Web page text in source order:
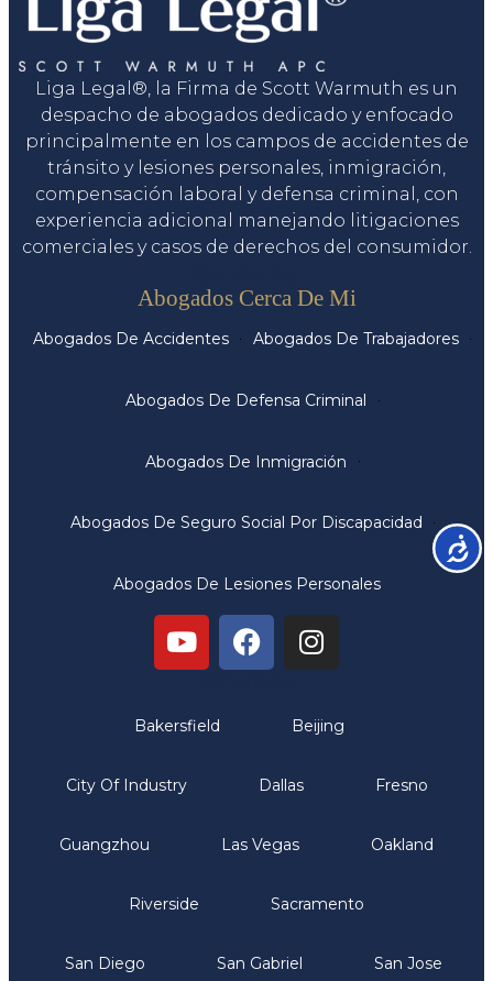
Liga Legal®, la Firma de Scott Warmuth es un
despacho de abogados dedicado y enfocado
principalmente en los campos de accidentes de
tránsito y lesiones personales, inmigración,
compensación laboral y defensa criminal, con
experiencia adicional manejando litigaciones
comerciales y casos de derechos del consumidor.
Abogados Cerca De Mi
Abogados De Accidentes Abogados De Trabajadores
Abogados De Defensa Criminal
Abogados De Inmigración
Abogados De Seguro Social Por Discapacidad
Abogados De Lesiones Personales
Bakersfield Beijing
City Of Industry Dallas Fresno
Guangzhou Las Vegas Oakland
Riverside Sacramento
San Diego San Gabriel San Jose